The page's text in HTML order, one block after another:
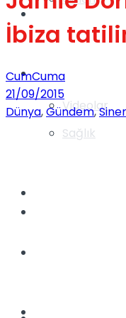
Videolar
Gündem
Yaşam
Sağlık
İbiza
CumCuma
21/09/2015
Dünya,Gündem,